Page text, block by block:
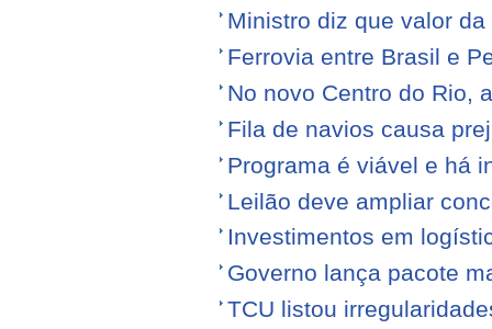
Ministro diz que valor
Ferrovia entre Brasil e
No novo Centro do Rio,
Fila de navios causa
Programa é viável e há
Leilão deve ampliar
Investimentos em
Governo lança pacote
TCU listou